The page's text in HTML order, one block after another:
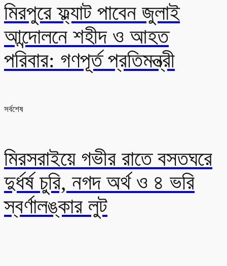
মিরপুরে ফ্ল্যাট পাবেন জুলাই
আন্দোলনে শহীদ ও আহত
পরিবার: গণপূর্ত প্রতিমন্ত্রী
সর্বশেষ
মিরসরাইয়ে গভীর রাতে বসতঘরে
দুর্ধর্ষ চুরি, নগদ অর্থ ও ৪ ভরি
স্বর্ণালঙ্কার লুট